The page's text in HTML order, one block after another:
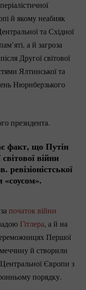
й якому неабияк
та Східної
а й загроза
Другої світової
Ялтинської та
Нюрнберзького
президента.
факт, що Путін
війни
«соусом».
початок війни
Гітлера, а й на
Першої
й створили
Європи з
порядку.